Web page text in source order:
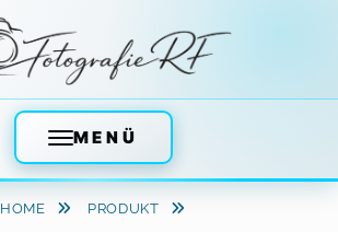
MENÜ
HOME PRODUKT